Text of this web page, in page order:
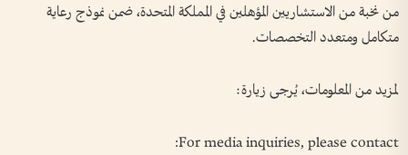
من نخبة من الاستشاريين المؤهلين في المملكة المتحدة، ضمن نموذج رعاية
متكامل ومتعدد التخصصات.
لمزيد من المعلومات، يُرجى زيارة:
For media inquiries, please contact: